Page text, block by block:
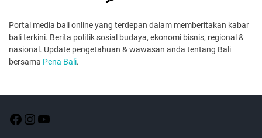
Portal media bali online yang terdepan dalam memberitakan kabar
bali terkini. Berita politik sosial budaya, ekonomi bisnis, regional &
nasional. Update pengetahuan & wawasan anda tentang Bali
bersama Pena Bali.